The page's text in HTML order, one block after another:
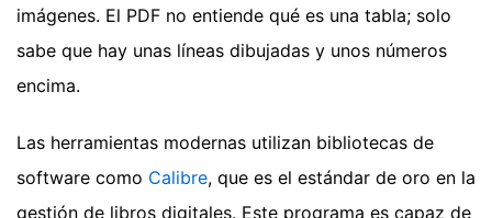
imágenes. El PDF no entiende qué es una tabla; solo
sabe que hay unas líneas dibujadas y unos números
encima.
Las herramientas modernas utilizan bibliotecas de
software como Calibre, que es el estándar de oro en la
gestión de libros digitales. Este programa es capaz de